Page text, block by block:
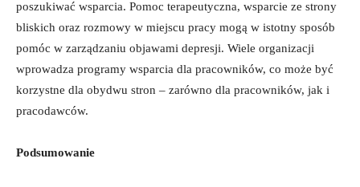
poszukiwać wsparcia. Pomoc terapeutyczna, wsparcie ⁤ze strony
bliskich oraz ‍rozmowy⁢ w miejscu pracy ‍mogą w ‍istotny sposób⁤
pomóc w zarządzaniu ⁣objawami depresji.⁢ Wiele organizacji‌
wprowadza programy wsparcia dla pracowników, co ‍może być
korzystne ⁢dla obydwu stron – ⁣zarówno ‍dla‌ pracowników,⁣ jak⁢ i
pracodawców.
Podsumowanie